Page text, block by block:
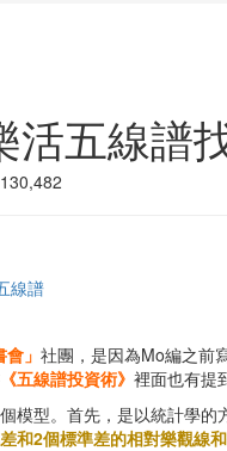
五線譜
線譜
」 社團，是因為Mo編之前
《五線譜投資術》 裡面也有提
模型。首先，是以統計學
和2個標準差的相對樂觀線